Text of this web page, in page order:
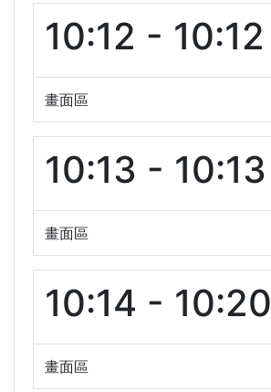
10:12 - 10:12
畫面區
10:13 - 10:13
畫面區
10:14 - 10:20
畫面區